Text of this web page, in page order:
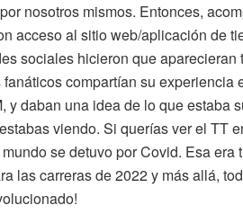
nosotros mismos. Entonces,
acceso al sitio web/aplicación de
sociales hicieron que
compartían su
y daban una idea de lo que estaba
viendo. Si querías ver el TT
se detuvo por Covid. Esa
las carreras de 2022 y más allá,